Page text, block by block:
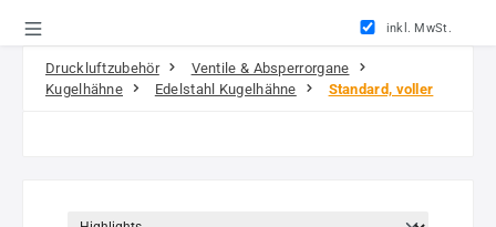
inkl. MwSt.
Druckluftzubehör
Ventile & Absperrorgane
Kugelhähne
Edelstahl Kugelhähne Standard, voller